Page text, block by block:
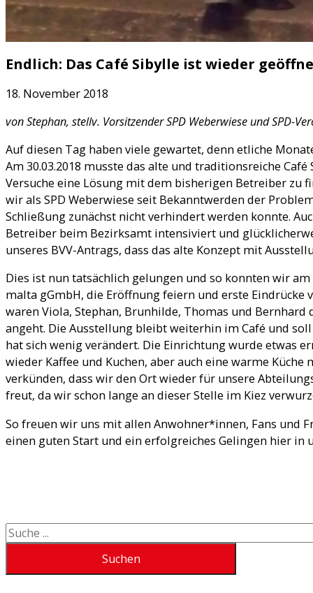
Endlich: Das Café Sibylle ist wieder
18. November 2018
von Stephan, stellv. Vorsitzender SPD Weberwiese und SPD-
Auf diesen Tag haben viele gewartet, denn etliche
Am 30.03.2018 musste das alte und traditionsreiche
Versuche eine Lösung mit dem bisherigen Betreiber zu
wir als SPD Weberwiese seit Bekanntwerden der
Schließung zunächst nicht verhindert werden konnte.
Betreiber beim Bezirksamt intensiviert und
unseres BVV-Antrags, dass das alte Konzept mit
Dies ist nun tatsächlich gelungen und so konnten wir
malta gGmbH, die Eröffnung feiern und erste Eindrücke
waren Viola, Stephan, Brunhilde, Thomas und
angeht. Die Ausstellung bleibt weiterhin im Café und
hat sich wenig verändert. Die Einrichtung wurde etwas
wieder Kaffee und Kuchen, aber auch eine warme
verkünden, dass wir den Ort wieder für unsere
freut, da wir schon lange an dieser Stelle im Kiez
So freuen wir uns mit allen Anwohner*innen, Fans und
einen guten Start und ein erfolgreiches Gelingen hier in
Suchen
Suchen